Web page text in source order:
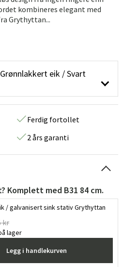
kombineres elegant med
Grythyttan...
eik / Svart
Ferdig fortollet
2 års garanti
Komplett med B31 84 cm.
/ galvanisert sink stativ Grythyttan
kr
lager
Legg i handlekurven